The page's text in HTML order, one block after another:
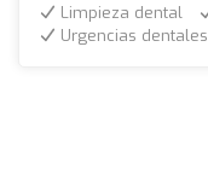
Limpieza dental
Urgencias dentales